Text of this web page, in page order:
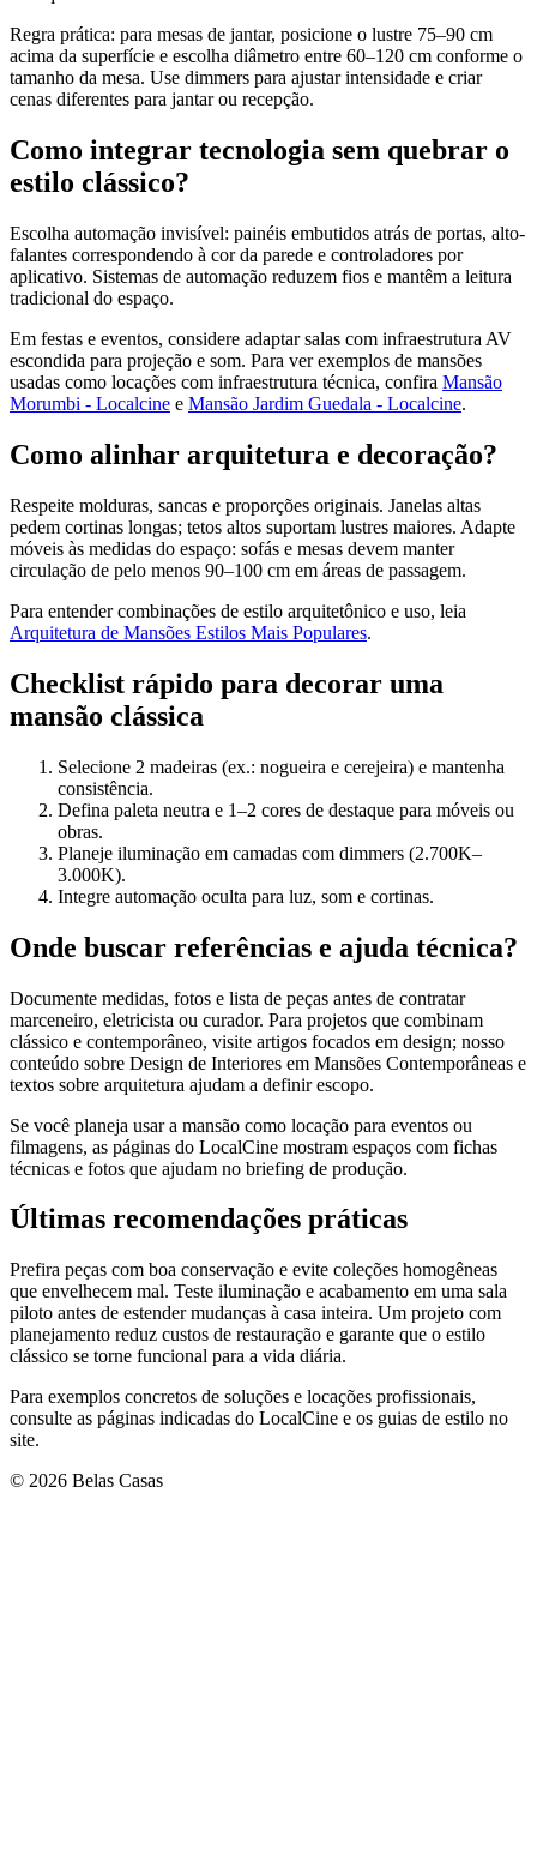
Regra prática: para mesas de jantar, posicione o lustre 75–90 cm
acima da superfície e escolha diâmetro entre 60–120 cm conforme o
tamanho da mesa. Use dimmers para ajustar intensidade e criar
cenas diferentes para jantar ou recepção.
Como integrar tecnologia sem quebrar o
estilo clássico?
Escolha automação invisível: painéis embutidos atrás de portas, alto-
falantes correspondendo à cor da parede e controladores por
aplicativo. Sistemas de automação reduzem fios e mantêm a leitura
tradicional do espaço.
Em festas e eventos, considere adaptar salas com infraestrutura AV
escondida para projeção e som. Para ver exemplos de mansões
usadas como locações com infraestrutura técnica, confira Mansão
Morumbi - Localcine e Mansão Jardim Guedala - Localcine.
Como alinhar arquitetura e decoração?
Respeite molduras, sancas e proporções originais. Janelas altas
pedem cortinas longas; tetos altos suportam lustres maiores. Adapte
móveis às medidas do espaço: sofás e mesas devem manter
circulação de pelo menos 90–100 cm em áreas de passagem.
Para entender combinações de estilo arquitetônico e uso, leia
Arquitetura de Mansões Estilos Mais Populares.
Checklist rápido para decorar uma
mansão clássica
Selecione 2 madeiras (ex.: nogueira e cerejeira) e mantenha
consistência.
Defina paleta neutra e 1–2 cores de destaque para móveis ou
obras.
Planeje iluminação em camadas com dimmers (2.700K–
3.000K).
Integre automação oculta para luz, som e cortinas.
Onde buscar referências e ajuda técnica?
Documente medidas, fotos e lista de peças antes de contratar
marceneiro, eletricista ou curador. Para projetos que combinam
clássico e contemporâneo, visite artigos focados em design; nosso
conteúdo sobre Design de Interiores em Mansões Contemporâneas e
textos sobre arquitetura ajudam a definir escopo.
Se você planeja usar a mansão como locação para eventos ou
filmagens, as páginas do LocalCine mostram espaços com fichas
técnicas e fotos que ajudam no briefing de produção.
Últimas recomendações práticas
Prefira peças com boa conservação e evite coleções homogêneas
que envelhecem mal. Teste iluminação e acabamento em uma sala
piloto antes de estender mudanças à casa inteira. Um projeto com
planejamento reduz custos de restauração e garante que o estilo
clássico se torne funcional para a vida diária.
Para exemplos concretos de soluções e locações profissionais,
consulte as páginas indicadas do LocalCine e os guias de estilo no
site.
© 2026 Belas Casas